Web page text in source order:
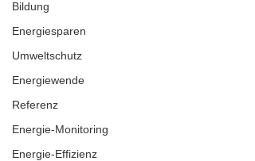
Bildung
Energiesparen
Umweltschutz
Energiewende
Referenz
Energie-Monitoring
Energie-Effizienz